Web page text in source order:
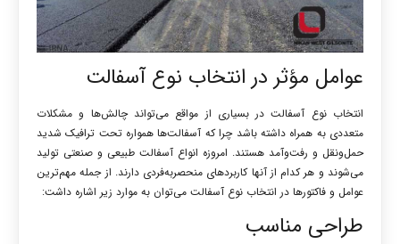
عوامل مؤثر در انتخاب نوع آسفالت
انتخاب نوع آسفالت در بسیاری از مواقع می‌تواند چالش‌ها و مشکلات
متعددی به همراه داشته باشد چرا که آسفالت‌ها همواره تحت ترافیک شدید
حمل‌ونقل و رفت‌وآمد هستند. امروزه انواع آسفالت طبیعی و صنعتی تولید
می‌شوند و هر کدام از آنها کاربردهای منحصربه‌فردی دارند. از جمله مهم‌ترین
عوامل و فاکتورها در انتخاب نوع آسفالت می‌توان به موارد زیر اشاره داشت:
طراحی مناسب